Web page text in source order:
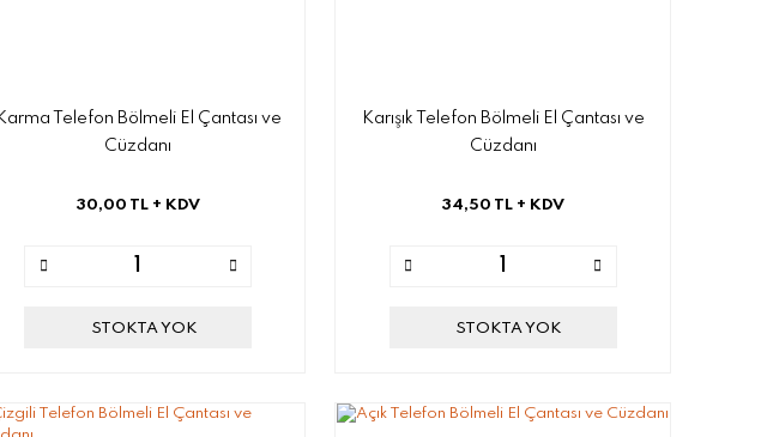
Karma Telefon Bölmeli El Çantası ve
Cüzdanı
30,00 TL + KDV
STOKTA YOK
Karışık Telefon Bölmeli El Çantası ve
Cüzdanı
34,50 TL + KDV
STOKTA YOK